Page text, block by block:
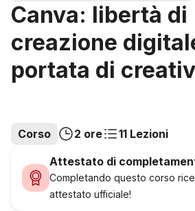
Canva: libertà di
creazione
portata di
Corso 2 ore
11 Lezioni
Attestato di
Completando questo corso
attestato ufficiale!